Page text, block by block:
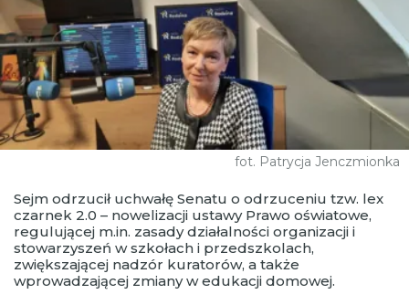
fot. Patrycja Jenczmionka
Sejm odrzucił uchwałę Senatu o odrzuceniu tzw. lex
czarnek 2.0 – nowelizacji ustawy Prawo oświatowe,
regulującej m.in. zasady działalności organizacji i
stowarzyszeń w szkołach i przedszkolach,
zwiększającej nadzór kuratorów, a także
wprowadzającej zmiany w edukacji domowej.